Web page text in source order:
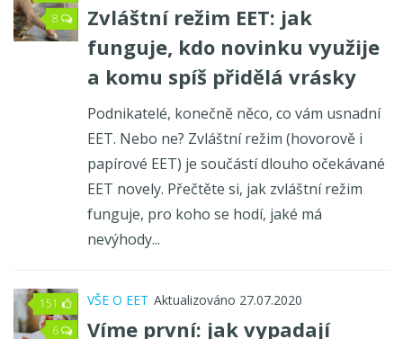
Koho se týká EET
Pokladny pro EET
EET poradna
Aktuální zprávy o EET
Český software pro EET
8
Zvláštní režim EET: jak
funguje, kdo novinku využije
a komu spíš přidělá vrásky
Podnikatelé, konečně něco, co vám usnadní
EET. Nebo ne? Zvláštní režim (hovorově i
papírové EET) je součástí dlouho očekávané
EET novely. Přečtěte si, jak zvláštní režim
funguje, pro koho se hodí, jaké má
nevýhody...
151
6
VŠE O EET Aktualizováno 27.07.2020
Víme první: jak vypadají